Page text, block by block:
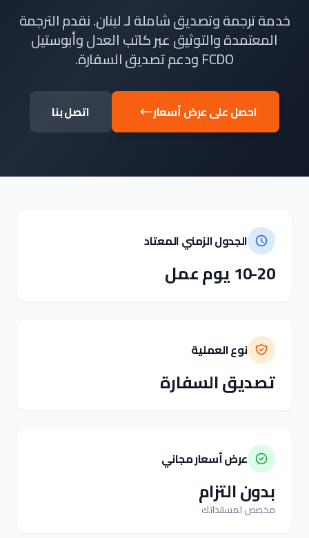
خدمة ترجمة وتصديق شاملة لـ لبنان. نقدم الترجمة
المعتمدة والتوثيق عبر كاتب العدل وأبوستيل
FCDO ودعم تصديق السفارة.
احصل على عرض أسعار اتصل بنا
الجدول الزمني المعتاد
10-20 يوم عمل
نوع العملية
تصديق السفارة
عرض أسعار مجاني
بدون التزام
مخصص لمستنداتك